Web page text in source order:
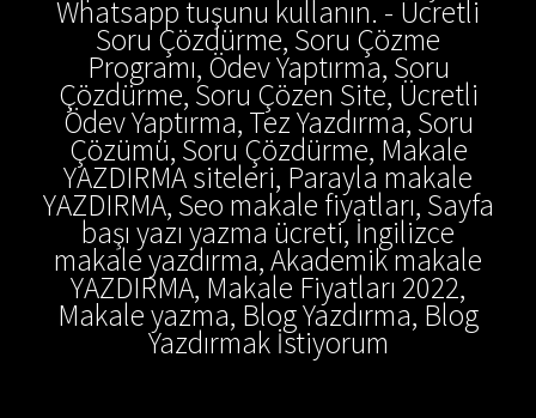
Whatsapp tuşunu kullanın. - Ücretli
Soru Çözdürme, Soru Çözme
Programı, Ödev Yaptırma, Soru
Çözdürme, Soru Çözen Site, Ücretli
Ödev Yaptırma, Tez Yazdırma, Soru
Çözümü, Soru Çözdürme, Makale
YAZDIRMA siteleri, Parayla makale
YAZDIRMA, Seo makale fiyatları, Sayfa
başı yazı yazma ücreti, İngilizce
makale yazdırma, Akademik makale
YAZDIRMA, Makale Fiyatları 2022,
Makale yazma, Blog Yazdırma, Blog
Yazdırmak İstiyorum